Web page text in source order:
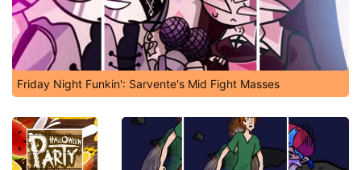
Friday Night Funkin': Sarvente's Mid Fight Masses